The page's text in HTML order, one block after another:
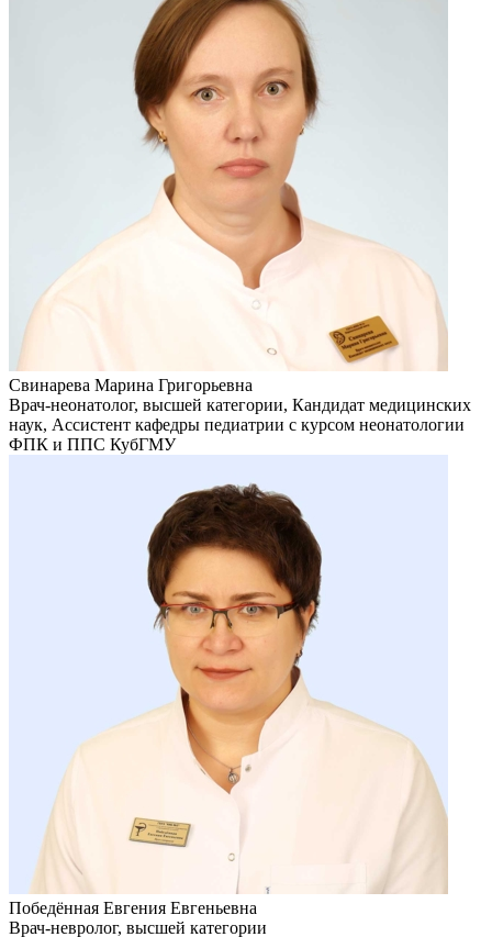
Свинарева Марина Григорьевна
Врач-неонатолог, высшей категории, Кандидат медицинских
наук, Ассистент кафедры педиатрии с курсом неонатологии
ФПК и ППС КубГМУ
Победённая Евгения Евгеньевна
Врач-невролог, высшей категории